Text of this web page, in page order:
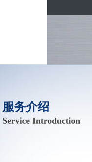
服务介绍
Service Introduction